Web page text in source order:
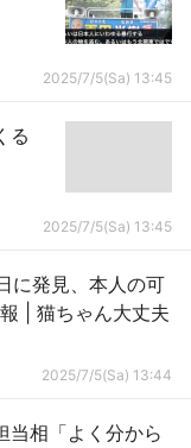
2025/7/5(Sa) 13:45
る
2025/7/5(Sa) 13:45
に発見、本人の可
夫
2025/7/5(Sa) 13:44
当相「よく分から